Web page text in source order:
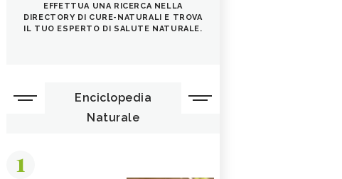
EFFETTUA UNA RICERCA NELLA
DIRECTORY DI CURE-NATURALI E TROVA
IL TUO ESPERTO DI SALUTE NATURALE.
Enciclopedia
Naturale
1